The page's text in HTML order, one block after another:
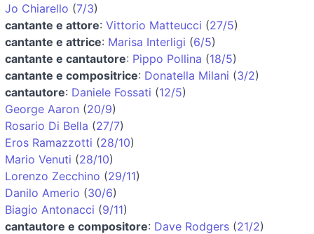
Jo Chiarello (7/3)
cantante e attore: Vittorio Matteucci (27/5)
cantante e attrice: Marisa Interligi (6/5)
cantante e cantautore: Pippo Pollina (18/5)
cantante e compositrice: Donatella Milani (3/2)
cantautore: Daniele Fossati (12/5)
George Aaron (20/9)
Rosario Di Bella (27/7)
Eros Ramazzotti (28/10)
Mario Venuti (28/10)
Lorenzo Zecchino (29/11)
Danilo Amerio (30/6)
Biagio Antonacci (9/11)
cantautore e compositore: Dave Rodgers (21/2)